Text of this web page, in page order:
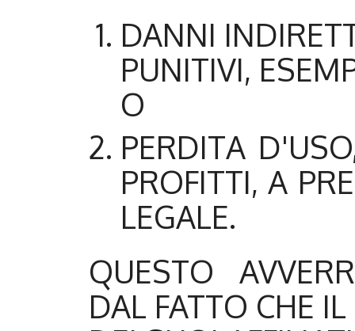
DANNI
PUNITIVI,
O
PERDITA
PROFITTI, A
LEGALE.
QUESTO
DAL FATTO CHE